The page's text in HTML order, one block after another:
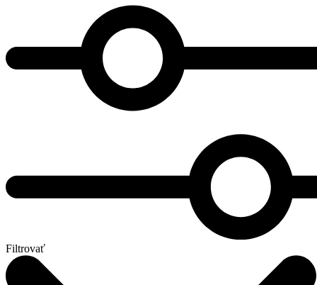
Filtrovať